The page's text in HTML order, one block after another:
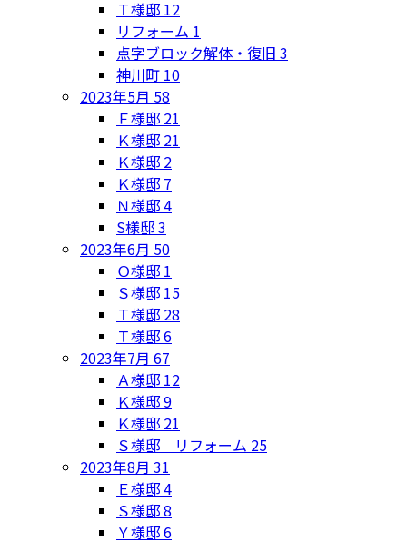
Ｔ様邸 12
リフォーム 1
点字ブロック解体・復旧 3
神川町 10
2023年5月 58
Ｆ様邸 21
Ｋ様邸 21
Ｋ様邸 2
Ｋ様邸 7
Ｎ様邸4
S様邸3
2023年6月 50
Ｏ様邸 1
Ｓ様邸 15
Ｔ様邸 28
Ｔ様邸6
2023年7月 67
Ａ様邸 12
Ｋ様邸9
Ｋ様邸 21
Ｓ様邸 リフォーム 25
2023年8月 31
Ｅ様邸4
Ｓ様邸8
Ｙ様邸6